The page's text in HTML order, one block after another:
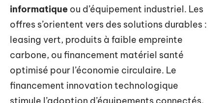
informatique ou d’équipement industriel. Les
offres s’orientent vers des solutions durables :
leasing vert, produits à faible empreinte
carbone, ou financement matériel santé
optimisé pour l’économie circulaire. Le
financement innovation technologique
stimule l’adoption d’équipements connectés,